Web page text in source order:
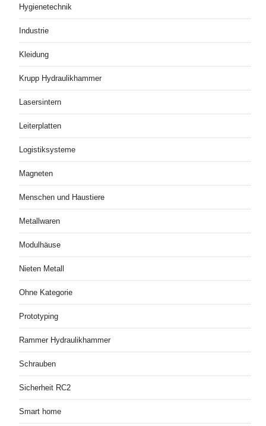
Hygienetechnik
Industrie
Kleidung
Krupp Hydraulikhammer
Lasersintern
Leiterplatten
Logistiksysteme
Magneten
Menschen und Haustiere
Metallwaren
Modulhäuse
Nieten Metall
Ohne Kategorie
Prototyping
Rammer Hydraulikhammer
Schrauben
Sicherheit RC2
Smart home